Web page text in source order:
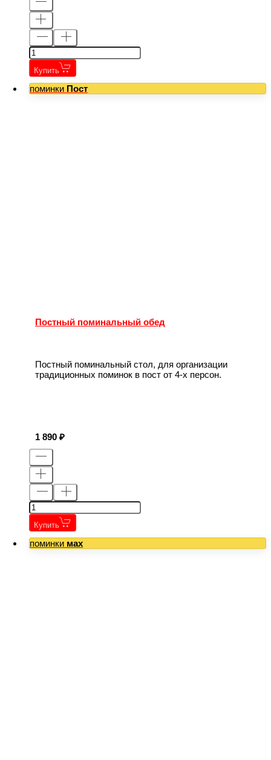
Купить
поминки Пост
Постный поминальный обед
Постный поминальный стол, для организации
традиционных поминок в пост от 4-х персон.
1 890
Купить
поминки мах